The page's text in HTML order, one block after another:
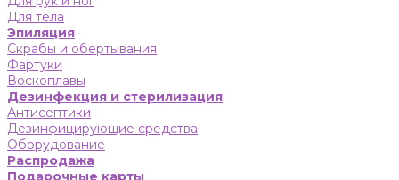
Для тела
Эпиляция
Скрабы и обертывания
Фартуки
Воскоплавы
Дезинфекция и стерилизация
Антисептики
Дезинфицирующие средства
Оборудование
Распродажа
Подарочные карты